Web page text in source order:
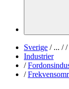
Sverige /... / /
Industrier
/
/